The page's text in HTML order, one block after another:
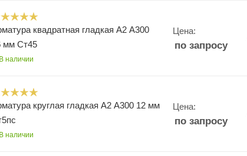
квадратная гладкая А2 А300
мм Ст45
В наличии
Цена:
по запросу
круглая гладкая А2 А300 12 мм
В наличии
Цена:
по запросу